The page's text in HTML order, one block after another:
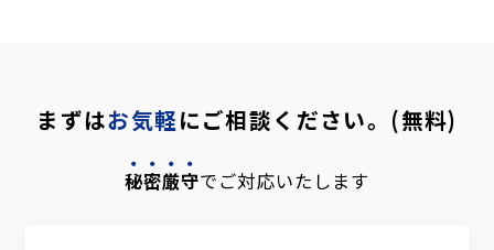
まずはお気軽にご相談ください。(無料)
秘密厳守でご対応いたします